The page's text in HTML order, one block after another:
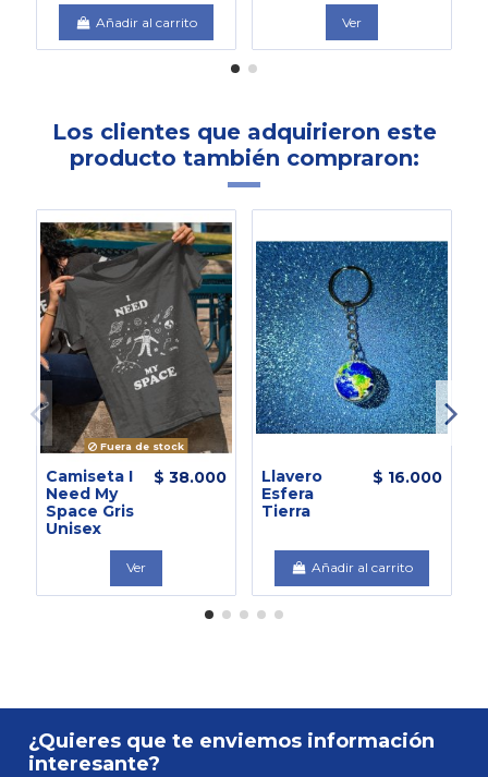
Añadir al carrito Ver
Los clientes que adquirieron este
producto también compraron:
Fuera de stock
Camiseta I
Need My
Space Gris
Unisex
$ 38.000
Ver
Llavero
Esfera
Tierra
$ 16.000
Añadir al carrito
¿Quieres que te enviemos información
interesante?